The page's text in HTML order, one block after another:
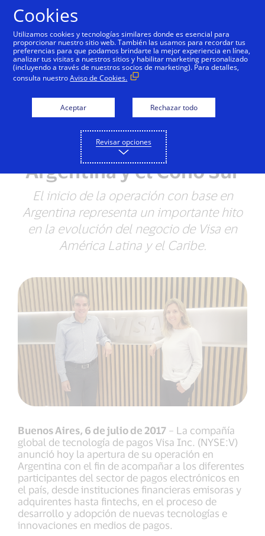
NOTAS DE PRENSA
Visa establece
operaciones en
Argentina y nombra
gerente general para
Argentina y el Cono Sur
El inicio de la operación con base en
Argentina representa un importante hito
en la evolución del negocio de Visa en
América Latina y el Caribe.
Buenos Aires, 6 de julio de 2017 – La compañía
global de tecnología de pagos Visa Inc. (NYSE:V)
anunció hoy la apertura de su operación en
Argentina con el fin de acompañar a los diferentes
participantes del sector de pagos electrónicos en
el país, desde instituciones financieras emisoras y
adquirentes hasta fintechs, en el proceso de
desarrollo y adopción de nuevas tecnologías e
innovaciones en medios de pagos.
Cookies
Utilizamos cookies y tecnologías similares donde es esencial para
proporcionar nuestro sitio web. También las usamos para recordar tus
preferencias para que podamos brindarte la mejor experiencia en línea,
analizar tus visitas a nuestros sitios y habilitar marketing personalizado
(incluyendo a través de nuestros socios de marketing). Para detalles,
consulta nuestroAviso de Cookies.
Aceptar Rechazar todo
Revisar opciones